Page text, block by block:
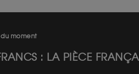
moment
: LA PIÈCE